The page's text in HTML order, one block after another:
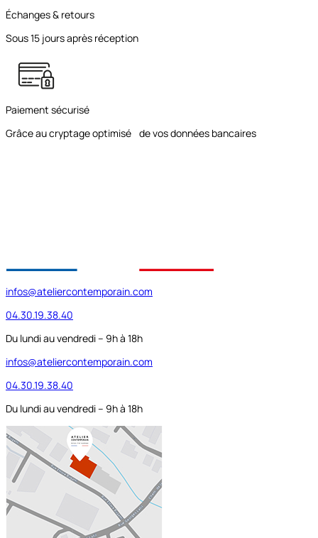
Échanges & retours
Sous 15 jours après réception
Paiement sécurisé
Grâce au cryptage optimisé de vos données bancaires
infos@ateliercontemporain.com
04.30.19.38.40
Du lundi au vendredi – 9h à 18h
infos@ateliercontemporain.com
04.30.19.38.40
Du lundi au vendredi – 9h à 18h